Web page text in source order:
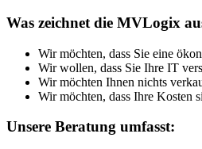
Was zeichnet die MVLogix
Wir möchten, dass Sie eine
Wir wollen, dass Sie Ihre IT
Wir möchten Ihnen nichts
Wir möchten, dass Ihre Kosten
Unsere Beratung umfasst: